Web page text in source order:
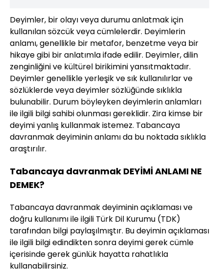
Deyimler, bir olayı veya durumu anlatmak için
kullanılan sözcük veya cümlelerdir. Deyimlerin
anlamı, genellikle bir metafor, benzetme veya bir
hikaye gibi bir anlatımla ifade edilir. Deyimler, dilin
zenginliğini ve kültürel birikimini yansıtmaktadır.
Deyimler genellikle yerleşik ve sık kullanılırlar ve
sözlüklerde veya deyimler sözlüğünde sıklıkla
bulunabilir. Durum böyleyken deyimlerin anlamları
ile ilgili bilgi sahibi olunması gereklidir. Zira kimse bir
deyimi yanlış kullanmak istemez. Tabancaya
davranmak deyiminin anlamı da bu noktada sıklıkla
araştırılır.
Tabancaya davranmak DEYİMİ ANLAMI NE
DEMEK?
Tabancaya davranmak deyiminin açıklaması ve
doğru kullanımı ile ilgili Türk Dil Kurumu (TDK)
tarafından bilgi paylaşılmıştır. Bu deyimin açıklaması
ile ilgili bilgi edindikten sonra deyimi gerek cümle
içerisinde gerek günlük hayatta rahatlıkla
kullanabilirsiniz.